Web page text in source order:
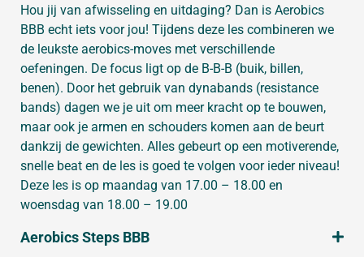
Hou jij van afwisseling en uitdaging? Dan is Aerobics
BBB echt iets voor jou! Tijdens deze les combineren we
de leukste aerobics-moves met verschillende
oefeningen. De focus ligt op de B-B-B (buik, billen,
benen). Door het gebruik van dynabands (resistance
bands) dagen we je uit om meer kracht op te bouwen,
maar ook je armen en schouders komen aan de beurt
dankzij de gewichten. Alles gebeurt op een motiverende,
snelle beat en de les is goed te volgen voor ieder niveau!
Deze les is op maandag van 17.00 – 18.00 en
woensdag van 18.00 – 19.00
Aerobics Steps BBB